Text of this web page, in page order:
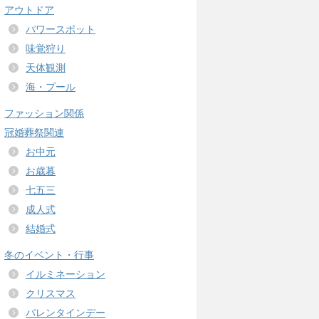
アウトドア
パワースポット
味覚狩り
天体観測
海・プール
ファッション関係
冠婚葬祭関連
お中元
お歳暮
七五三
成人式
結婚式
冬のイベント・行事
イルミネーション
クリスマス
バレンタインデー